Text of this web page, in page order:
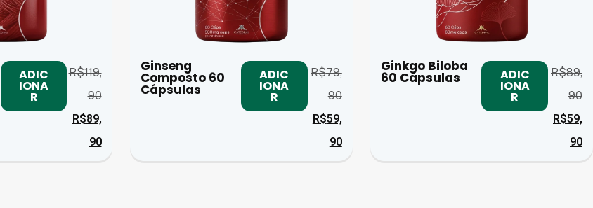
ADIC
IONA
R
R$119,
90
R$89,
90
Ginseng
Composto 60
Cápsulas
ADIC
IONA
R
R$79,
90
R$59,
90
Ginkgo Biloba
60 Cápsulas ADIC
IONA
R
R$89,
90
R$59,
90